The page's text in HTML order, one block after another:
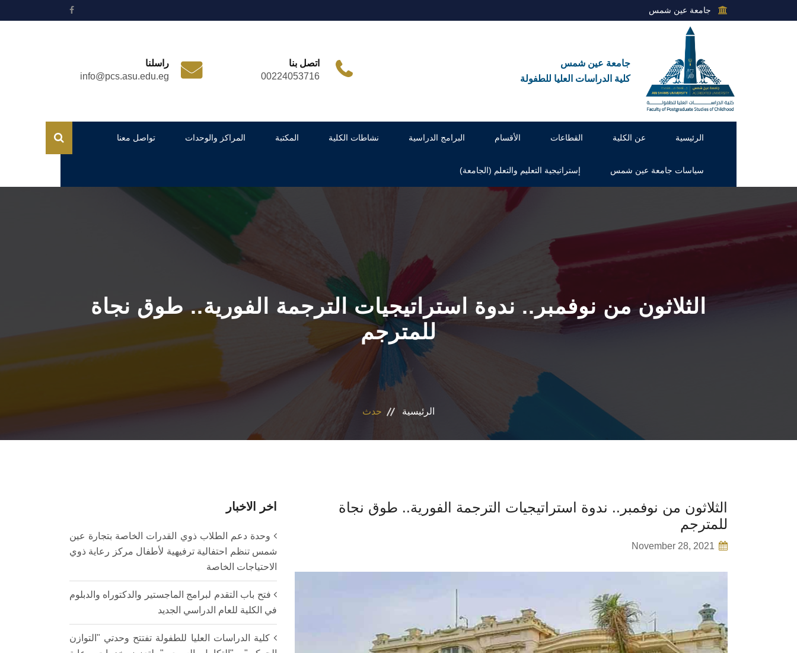
جامعة عين شمس
جامعة عين شمس
كلية الدراسات العليا للطفولة
اتصل بنا
00224053716
راسلنا
info@pcs.asu.edu.eg
الرئيسية عن الكلية القطاعات الأقسام البرامج الدراسية نشاطات الكلية المكتبة المراكز والوحدات تواصل معنا
سياسات جامعة عين شمس إستراتيجية التعليم والتعلم (الجامعة)
الثلاثون من نوفمبر.. ندوة استراتيجيات الترجمة الفورية.. طوق نجاة
للمترجم
الرئيسية حدث
الثلاثون من نوفمبر.. ندوة استراتيجيات الترجمة الفورية.. طوق نجاة
للمترجم
November 28, 2021
اخر الاخبار
وحدة دعم الطلاب ذوي القدرات الخاصة بتجارة عين
شمس تنظم احتفالية ترفيهية لأطفال مركز رعاية ذوي
الاحتياجات الخاصة
فتح باب التقدم لبرامج الماجستير والدكتوراه والدبلوم
في الكلية للعام الدراسي الجديد
كلية الدراسات العليا للطفولة تفتتح وحدتي "التوازن